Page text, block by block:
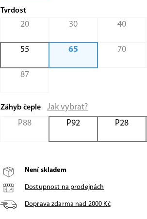
Tvrdost
20 30 40
55 65 70
87
Záhyb čeple
Jak vybrat?
P88
P92 P28
Není skladem
Dostupnost na prodejnách
Doprava zdarma nad 2000 Kč